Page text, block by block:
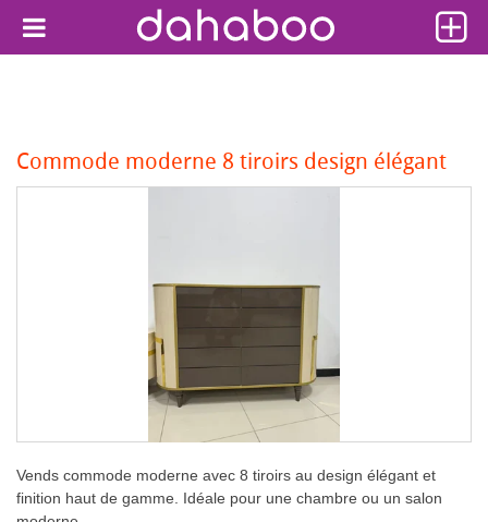
Commode moderne 8 tiroirs design élégant
Vends commode moderne avec 8 tiroirs au design élégant et
finition haut de gamme. Idéale pour une chambre ou un salon